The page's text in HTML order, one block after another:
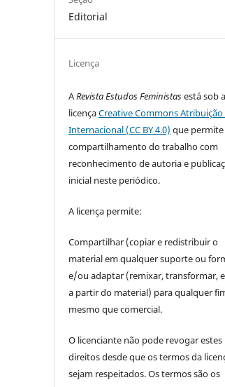
Editorial
Licença
ARevista Estudos Feministasestá sob a
licençaCreative Commons Atribuição
Internacional (CC BY 4.0) que
compartilhamento do trabalho com
reconhecimento de autoria e
inicial neste periódico.
A licença permite:
Compartilhar (copiar e redistribuir o
material em qualquer suporte ou
e/ou adaptar (remixar, transformar,
a partir do material) para qualquer
mesmo que comercial.
O licenciante não pode revogar estes
direitos desde que os termos da
sejam respeitados. Os termos são os